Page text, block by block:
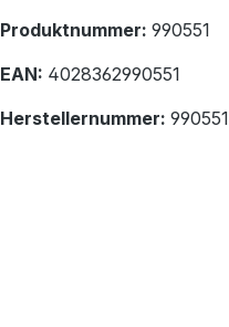
Produktnummer: 990551
EAN: 4028362990551
Herstellernummer: 990551